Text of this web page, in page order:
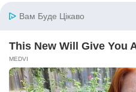
© 2026 iBilingua
Політика конфіденційності та